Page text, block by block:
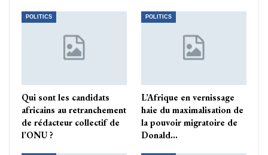
POLITICS
Qui sont les candidats
africains au retranchement
de rédacteur collectif de
l’ONU ?
POLITICS
L’Afrique en vernissage
haie du maximalisation de
la pouvoir migratoire de
Donald…